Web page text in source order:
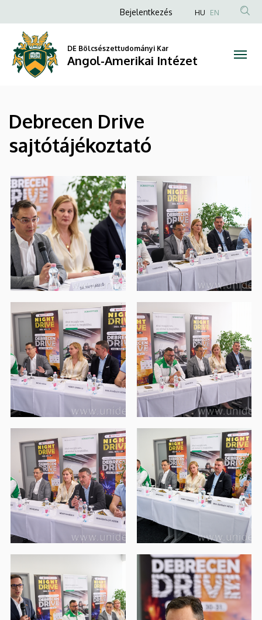
Angol-
Amerikai
Intézet
a
tartalomra
Anonim
fiók
menüje
Bejelentkezés HU EN
DE Bölcsészettudományi Kar
Angol-Amerikai Intézet
Debrecen Drive
sajtótájékoztató